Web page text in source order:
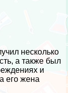
несколько
а также был
и
его жена